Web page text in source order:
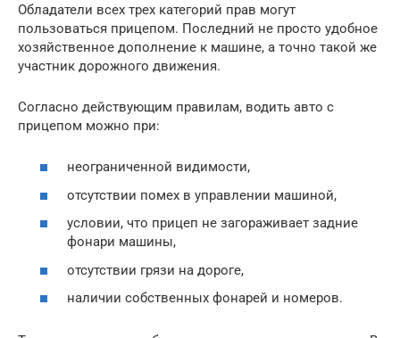
Обладатели всех трех категорий прав могут
пользоваться прицепом. Последний не просто удобное
хозяйственное дополнение к машине, а точно такой же
участник дорожного движения.
Согласно действующим правилам, водить авто с
прицепом можно при:
неограниченной видимости,
отсутствии помех в управлении машиной,
условии, что прицеп не загораживает задние
фонари машины,
отсутствии грязи на дороге,
наличии собственных фонарей и номеров.